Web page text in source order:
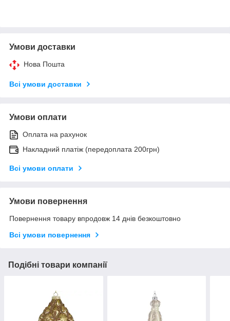
Умови доставки
Нова Пошта
Всі умови доставки
Умови оплати
Оплата на рахунок
Накладний платіж (передоплата 200грн)
Всі умови оплати
Умови повернення
Повернення товару впродовж 14 днів безкоштовно
Всі умови повернення
Подібні товари компанії